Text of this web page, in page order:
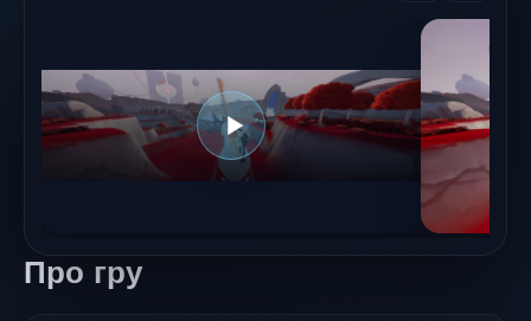
Про гру